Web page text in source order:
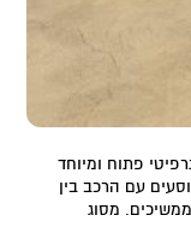
פתוח ומיוחד
עם הרכב בין
מסוג